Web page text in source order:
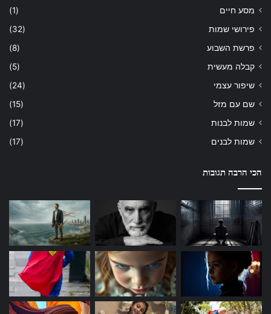
מסע חיים
(1)
פירושי שמות
(32)
פרשת השבוע
(8)
קבלה מעשית
(5)
שיפור עצמי
(24)
שם עם מזל
(15)
שמות לבנות
(17)
שמות לבנים
(17)
הכי הרבה תגובות